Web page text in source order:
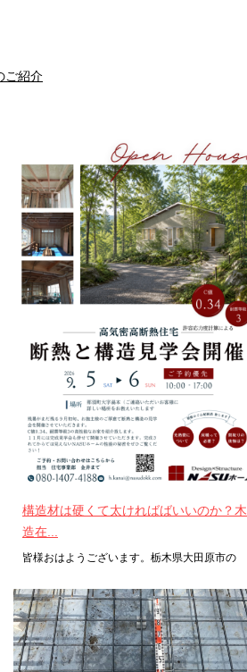
ご紹介
構造材は硬くて太ければばいいのか？木
造在...
皆様おはようございます。栃木県大田原市の